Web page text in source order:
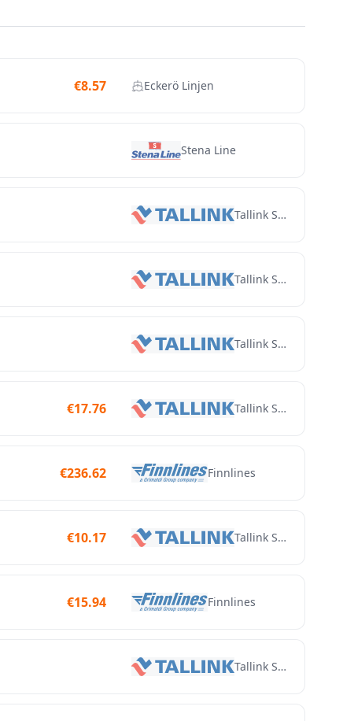
€8.57 Eckerö Linjen
Stena Line
Tallink Silja
Tallink Silja
Tallink Silja
€17.76 Tallink Silja
€236.62 Finnlines
€10.17 Tallink Silja
€15.94 Finnlines
Tallink Silja